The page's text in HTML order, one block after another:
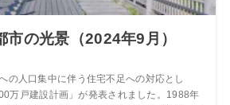
市の光景（2024年9月）
の人口集中に伴う住宅不足への対応とし
万戸建設計画」が発表されました。1988年